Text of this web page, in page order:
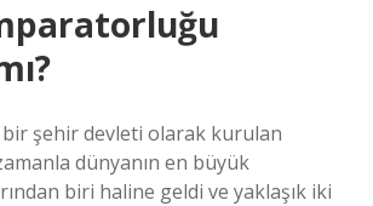
bir şehir devleti olarak kurulan
dünyanın en büyük
biri haline geldi ve yaklaşık iki